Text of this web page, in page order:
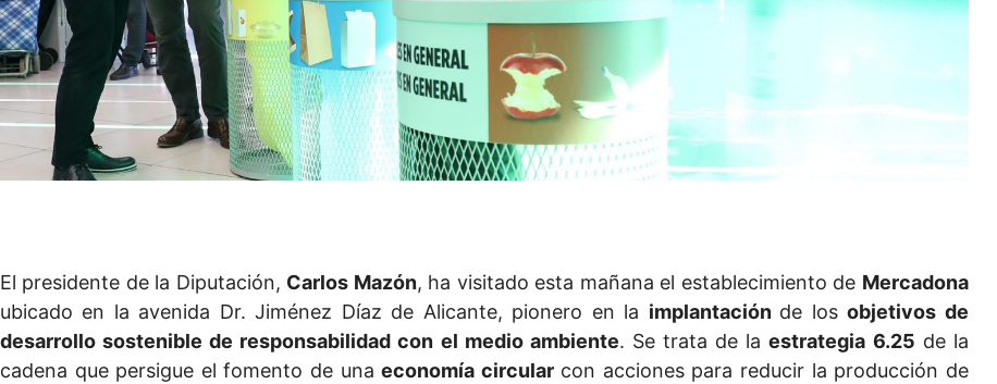
El presidente de la Diputación, Carlos Mazón, ha visitado esta mañana el establecimiento de Mercadona
ubicado en la avenida Dr. Jiménez Díaz de Alicante, pionero en la implantación de losobjetivos de
desarrollo sostenible de responsabilidad con el medio ambiente. Se trata de laestrategia 6.25 de la
cadena que persigue el fomento de unaeconomía circularcon acciones para reducir la producción de